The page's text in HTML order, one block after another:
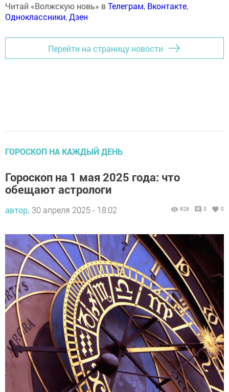
Читай «Волжскую новь» вТелеграм, Вконтакте,
Одноклассники,Дзен
Перейти на страницу новости
ГОРОСКОП НА КАЖДЫЙ ДЕНЬ
Гороскоп на 1 мая 2025 года: что
обещают астрологи
автор, 30 апреля 2025 - 18:02 628 0 0